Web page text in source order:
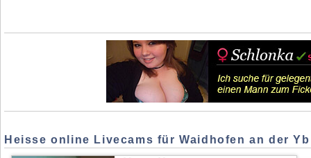
Heisse online Livecams für Waidhofen an der